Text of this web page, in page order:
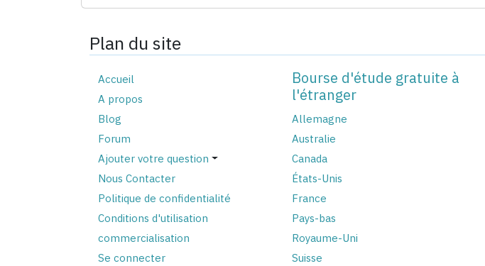
Plan du site
Accueil
A propos
Blog
Forum
Ajouter votre question
Nous Contacter
Politique de confidentialité
Conditions d'utilisation
commercialisation
Se connecter
Bourse d'étude gratuite à
l'étranger
Allemagne
Australie
Canada
États-Unis
France
Pays-bas
Royaume-Uni
Suisse